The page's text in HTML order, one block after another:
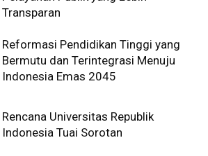
Transparan
Reformasi Pendidikan Tinggi yang
Bermutu dan Terintegrasi Menuju
Indonesia Emas 2045
Rencana Universitas Republik
Indonesia Tuai Sorotan